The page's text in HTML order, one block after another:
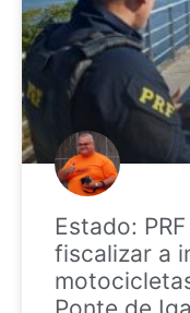
Estado:
fiscalizar a